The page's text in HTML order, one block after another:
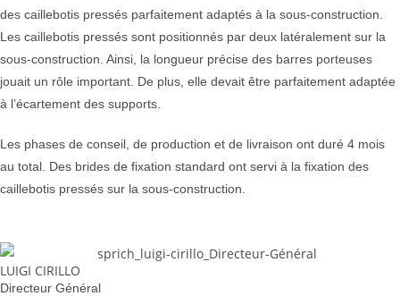
des caillebotis pressés parfaitement adaptés à la sous-construction.
Les caillebotis pressés sont positionnés par deux latéralement sur la
sous-construction. Ainsi, la longueur précise des barres porteuses
jouait un rôle important. De plus, elle devait être parfaitement adaptée
à l’écartement des supports.
Les phases de conseil, de production et de livraison ont duré 4 mois
au total. Des brides de fixation standard ont servi à la fixation des
caillebotis pressés sur la sous-construction.
LUIGI CIRILLO
Directeur Général